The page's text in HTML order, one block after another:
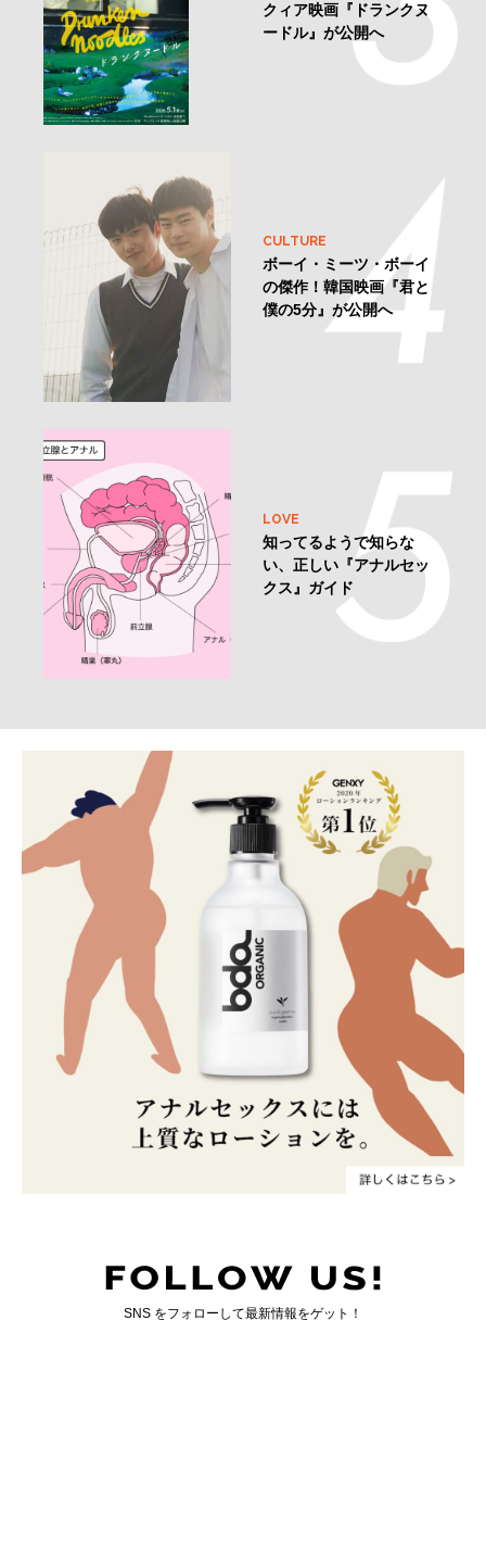
クィア映画『ドランクヌ
ードル』が公開へ
CULTURE
ボーイ・ミーツ・ボーイ
の傑作！韓国映画『君と
僕の5分』が公開へ
LOVE
知ってるようで知らな
い、正しい『アナルセッ
クス』ガイド
SNS をフォローして最新情報をゲット！